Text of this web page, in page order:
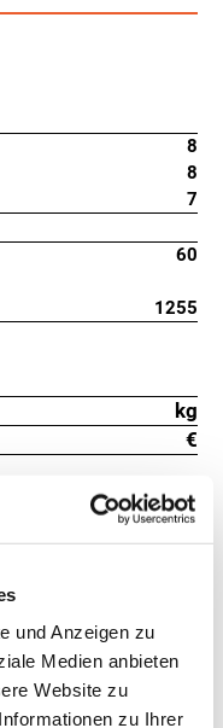
und Anzeigen zu
Medien anbieten
Website zu
zu Ihrer
8
8
7
60
1255
kg
€
+2
+-2
Genetik
problemlosen